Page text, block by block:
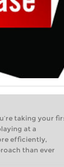
taking your
at a
efficiently,
than ever